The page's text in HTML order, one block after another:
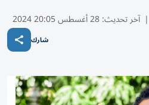
| آخر تحديث:28 أغسطس 20:05 2024
شارك